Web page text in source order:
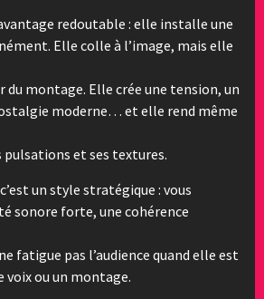
redoutable : elle installe une
Elle colle à l’image, mais elle
du montage. Elle crée une tension, un
moderne… et elle rend même
pulsations et ses textures.
un style stratégique : vous
sonore forte, une cohérence
fatigue pas l’audience quand elle est
voix ou un montage.